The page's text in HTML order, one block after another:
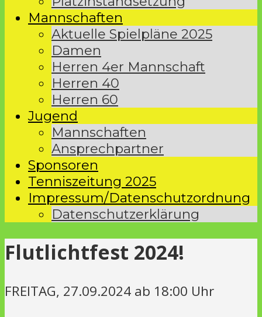
Mannschaften
Aktuelle Spielpläne 2025
Damen
Herren 4er Mannschaft
Herren 40
Herren 60
Jugend
Mannschaften
Ansprechpartner
Sponsoren
Tenniszeitung 2025
Impressum/Datenschutzordnung
Datenschutzerklärung
Flutlichtfest 2024!
FREITAG, 27.09.2024 ab 18:00 Uhr